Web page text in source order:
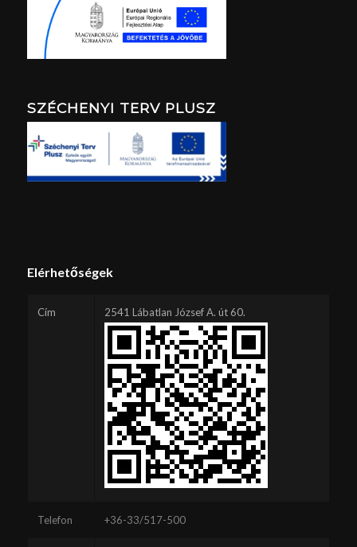
SZÉCHENYI TERV PLUSZ
Elérhetőségek
Cím 2541 Lábatlan József A. út 60.
Telefon +36-33/517-500